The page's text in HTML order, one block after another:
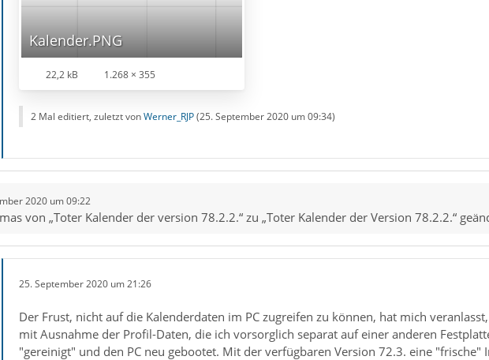
Kalender.PNG
22,2 kB 1.268 × 355
2 Mal editiert, zuletzt vonWerner_RJP(25. September 2020 um 09:34)
2020 um 09:22
von „Toter Kalender der version 78.2.2.“ zu „Toter Kalender der Version 78.2.2.“
25. September 2020 um 21:26
Der Frust, nicht auf die Kalenderdaten im PC zugreifen zu können, hat mich
mit Ausnahme der Profil-Daten, die ich vorsorglich separat auf einer anderen
"gereinigt" und den PC neu gebootet. Mit der verfügbaren Version 72.3. eine